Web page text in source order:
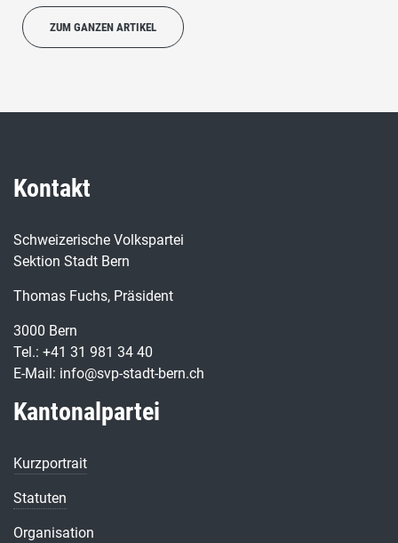
in den Jahren 1992 ‒ 1994, als das Friedhofsareal über die
Heimstrasse hinaus erweitert wurde. Nun will der Berner
ZUM GANZEN ARTIKEL
Kontakt
Schweizerische Volkspartei
Sektion Stadt Bern
Thomas Fuchs, Präsident
3000 Bern
Tel.: +41 31 981 34 40
E-Mail: info@svp-stadt-bern.ch
Kantonalpartei
Kurzportrait
Statuten
Organisation